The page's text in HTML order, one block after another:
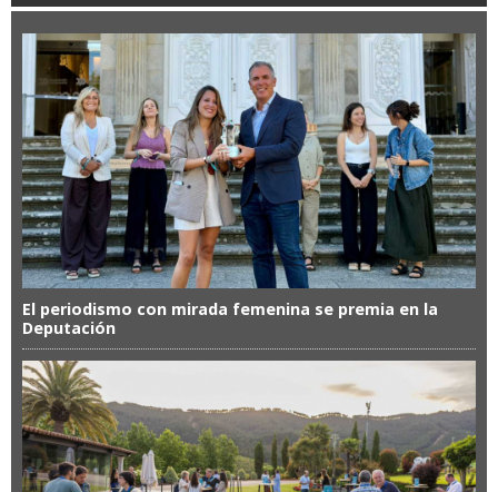
El periodismo con mirada femenina se premia en la
Deputación